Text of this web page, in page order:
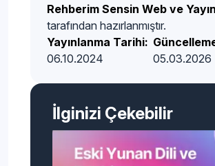
Rehberim Sensin Web ve
tarafından hazırlanmıştır.
Yayınlanma Tarihi:
06.10.2024
05.03.2026
İlginizi Çekebilir